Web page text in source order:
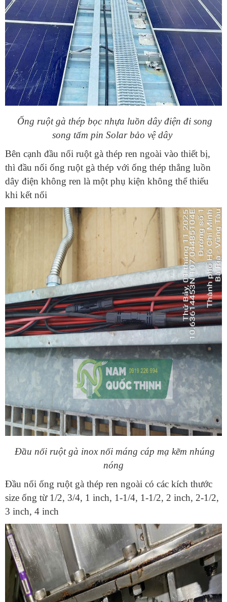
Ống ruột gà thép bọc nhựa luồn dây điện đi song
song tấm pin Solar bảo vệ dây
Bên cạnh đầu nối ruột gà thép ren ngoài vào thiết bị,
thì đầu nối ống ruột gà thép với ống thép thẳng luồn
dây điện không ren là một phụ kiện không thể thiếu
khi kết nối
Đầu nối ruột gà inox nối máng cáp mạ kẽm nhúng
nóng
Đầu nối ống ruột gà thép ren ngoài có các kích thước
size ống từ 1/2, 3/4, 1 inch, 1-1/4, 1-1/2, 2 inch, 2-1/2,
3 inch, 4 inch